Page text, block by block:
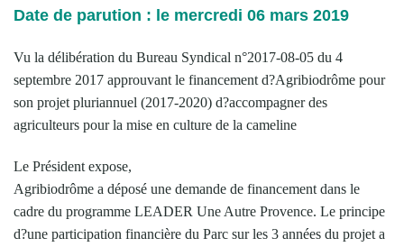
Date de parution : le mercredi 06 mars 2019
Vu la délibération du Bureau Syndical n°2017-08-05 du 4
septembre 2017 approuvant le financement d?Agribiodrôme pour
son projet pluriannuel (2017-2020) d?accompagner des
agriculteurs pour la mise en culture de la cameline
Le Président expose,
Agribiodrôme a déposé une demande de financement dans le
cadre du programme LEADER Une Autre Provence. Le principe
d?une participation financière du Parc sur les 3 années du projet a